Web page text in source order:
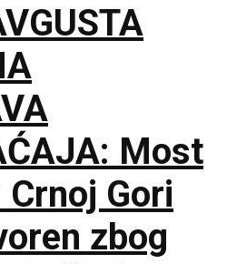
Most
Crnoj Gori
zbog